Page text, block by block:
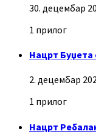
30. децембар
1 прилог
Нацрт Буџета
2. децембар
1 прилог
Нацрт